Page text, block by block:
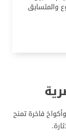
والمتسابق
فاخرة تمنح